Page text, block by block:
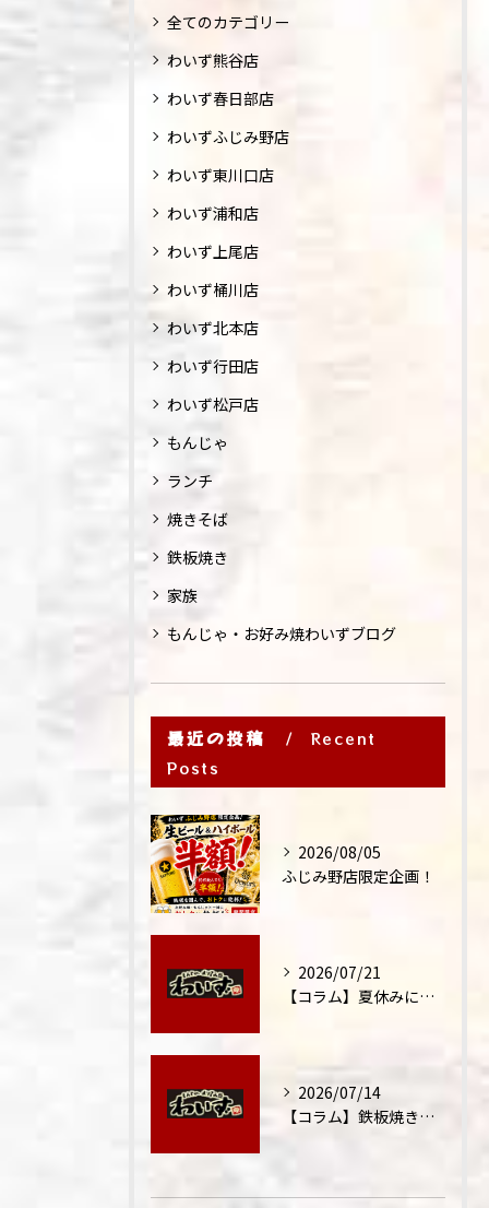
全てのカテゴリー
わいず熊谷店
わいず春日部店
わいずふじみ野店
わいず東川口店
わいず浦和店
わいず上尾店
わいず桶川店
わいず北本店
わいず行田店
わいず松戸店
もんじゃ
ランチ
焼きそば
鉄板焼き
家族
もんじゃ・お好み焼わいずブログ
最近の投稿
Recent
Posts
2026/08/05
ふじみ野店限定企画！
2026/07/21
【コラム】夏休みに家族外食が増える理由
2026/07/14
【コラム】鉄板焼きが"コミュニケーション飯"と呼ばれる理由